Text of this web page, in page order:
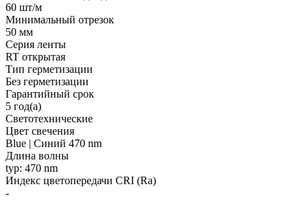
60 шт/м
Минимальный отрезок
50 мм
Серия ленты
RT открытая
Тип герметизации
Без герметизации
Гарантийный срок
5 год(а)
Светотехнические
Цвет свечения
Blue | Синий 470 nm
Длина волны
typ: 470 nm
Индекс цветопередачи CRI (Ra)
-